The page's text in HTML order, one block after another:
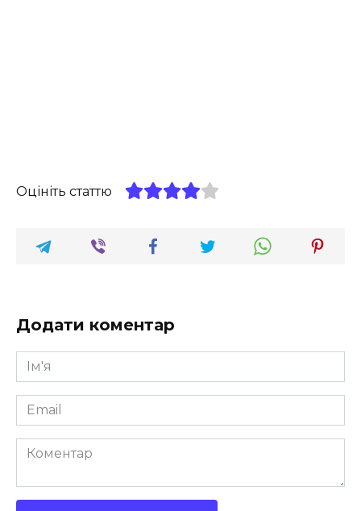
Оцініть статтю
Додати коментар
Ім'я
*
Email
*
Коментар